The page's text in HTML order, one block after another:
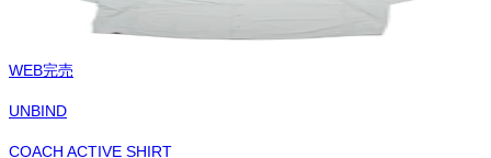
WEB完売
UNBIND
COACH ACTIVE SHIRT